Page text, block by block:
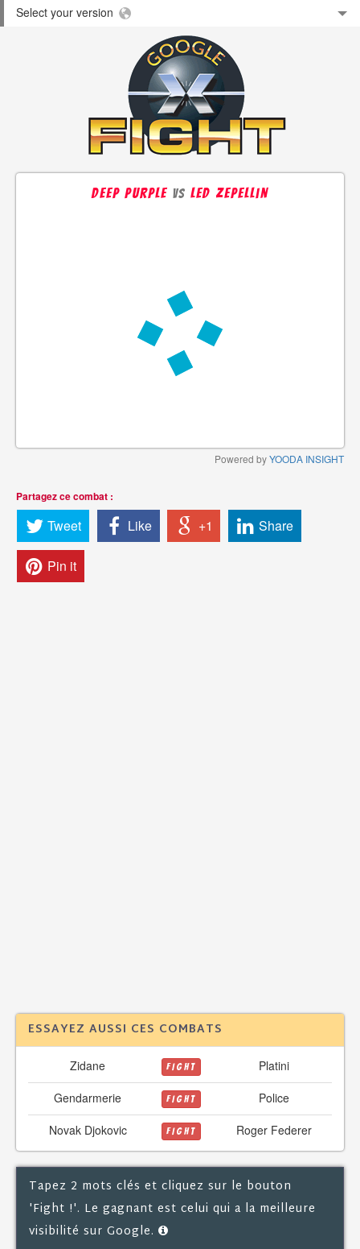
Select your version
deep purple vs led zepellin
Powered byYOODA INSIGHT
Partagez ce combat :
Tweet Like +1 Share
Pin it
ESSAYEZ AUSSI CES COMBATS
Zidane FIGHT
Platini
Gendarmerie
FIGHT
Police
Novak Djokovic
FIGHT Roger Federer
Tapez 2 mots clés et cliquez sur le bouton
'Fight !'. Le gagnant est celui qui a la meilleure
visibilité sur Google.